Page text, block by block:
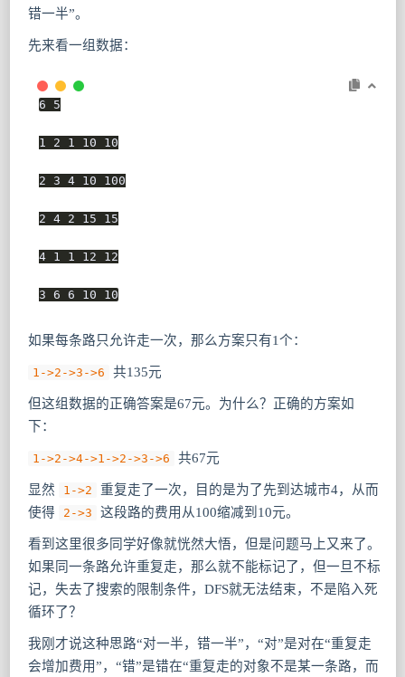
错一半”。
先来看一组数据：
6 5
1 2 1 10 10
2 3 4 10 100
2 4 2 15 15
4 1 1 12 12
3 6 6 10 10
如果每条路只允许走一次，那么方案只有1个：
1->2->3->6 共135元
但这组数据的正确答案是67元。为什么？正确的方案如
下：
1->2->4->1->2->3->6 共67元
显然 1->2
重复走了一次，目的是为了先到达城市4，从而
使得
2->3 这段路的费用从100缩减到10元。
看到这里很多同学好像就恍然大悟，但是问题马上又来了。
如果同一条路允许重复走，那么就不能标记了，但一旦不标
记，失去了搜索的限制条件，DFS就无法结束，不是陷入死
循环了？
我刚才说这种思路“对一半，错一半”，“对”是对在“重复走
会增加费用”，“错”是错在“重复走的对象不是某一条路，而